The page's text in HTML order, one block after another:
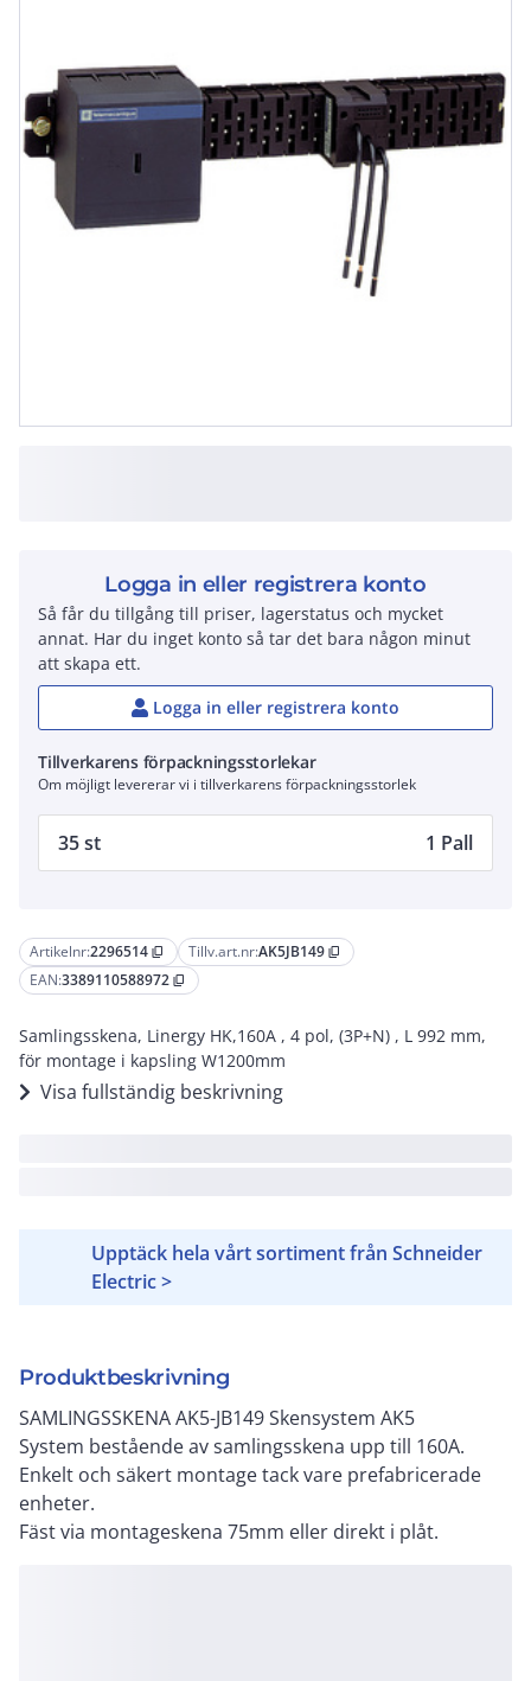
Artikelnr:2296514 content_copy Tillv.art.nr:AK5JB149 content_copy
EAN:3389110588972 content_copy
Samlingsskena, Linergy HK,160A , 4 pol, (3P+N) , L 992 mm,
för montage i kapsling W1200mm
Visa fullständig beskrivning
Upptäck hela vårt sortiment från Schneider
Electric >
Produktbeskrivning
SAMLINGSSKENA AK5-JB149 Skensystem AK5
System bestående av samlingsskena upp till 160A.
Enkelt och säkert montage tack vare prefabricerade
enheter.
Fäst via montageskena 75mm eller direkt i plåt.
Logga in eller registrera konto
Så får du tillgång till priser, lagerstatus och mycket
annat. Har du inget konto så tar det bara någon minut
att skapa ett.
Logga in eller registrera konto
Tillverkarens förpackningsstorlekar
Om möjligt levererar vi i tillverkarens förpackningsstorlek
35 st 1 Pall